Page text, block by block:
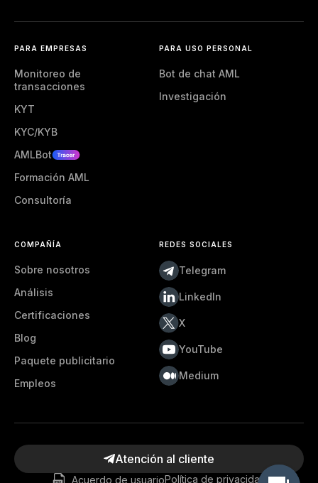
PARA EMPRESAS
Monitoreo de
transacciones
KYT
KYC/KYB
AMLBot
Formación AML
Consultoría
PARA USO PERSONAL
Bot de chat AML
Investigación
COMPAÑÍA
Sobre nosotros
Análisis
Certificaciones
Blog
Paquete publicitario
Empleos
REDES SOCIALES
Telegram
LinkedIn
X
YouTube
Medium
Atención al cliente
Acuerdo de usuarioPolítica de privacidad